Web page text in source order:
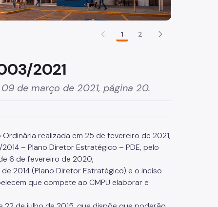
1 2
2021
de março de 2021, página 20.
realizada em 25 de fevereiro de 2021,
– Plano Diretor Estratégico – PDE, pelo
6 de fevereiro de 2020,
2014 (Plano Diretor Estratégico) e o inciso
que compete ao CMPU elaborar e